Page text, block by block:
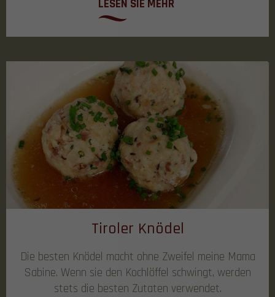
LESEN SIE MEHR
Tiroler Knödel
Die besten Knödel macht ohne Zweifel meine Mama
Sabine. Wenn sie den Kochlöffel schwingt, werden
stets die besten Zutaten verwendet.